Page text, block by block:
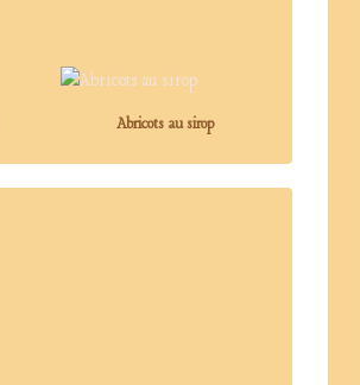
Abricots au sirop